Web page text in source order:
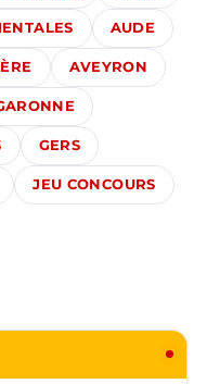
AUDE
AVEYRON
GERS
JEU CONCOURS